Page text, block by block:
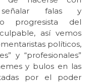
falas y
progresista del
así vemos
políticos,
y “profesionales”
y bulos en las
por el poder